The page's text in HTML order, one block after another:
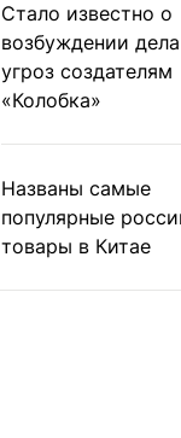
Стало известно о
возбуждении
угроз создателям
«Колобка»
Названы самые
популярные
товары в Китае